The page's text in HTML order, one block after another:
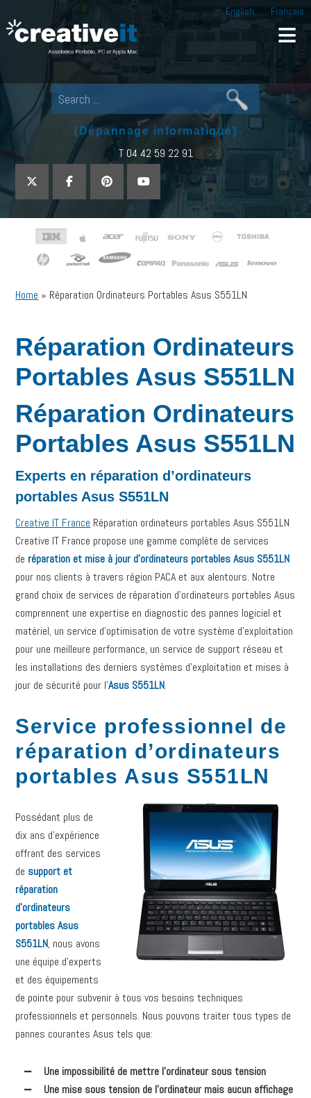
English Français
Creative IT
Pour tout dépannage informatique,
{Dépannage informatique}
T 04 42 59 22 91
Home » Réparation Ordinateurs Portables Asus S551LN
Réparation Ordinateurs
Portables Asus S551LN
Réparation Ordinateurs
Portables Asus S551LN
Experts en réparation d’ordinateurs
portables Asus S551LN
Creative IT France Réparation ordinateurs portables Asus S551LN
Creative IT France propose une gamme complète de services
de réparation et mise à jour d’ordinateurs portables Asus S551LN
pour nos clients à travers région PACA et aux alentours. Notre
grand choix de services de réparation d’ordinateurs portables Asus
comprennent une expertise en diagnostic des pannes logiciel et
matériel, un service d’optimisation de votre système d’exploitation
pour une meilleure performance, un service de support réseau et
les installations des derniers systèmes d’exploitation et mises à
jour de sécurité pour l’Asus S551LN.
Service professionnel de
réparation d’ordinateurs
portables Asus S551LN
Possédant plus de
dix ans d’expérience
offrant des services
de support et
réparation
d’ordinateurs
portables Asus
S551LN, nous avons
une équipe d’experts
et des équipements
de pointe pour subvenir à tous vos besoins techniques
professionnels et personnels. Nous pouvons traiter tous types de
pannes courantes Asus tels que:
Une impossibilité de mettre l’ordinateur sous tension
Une mise sous tension de l’ordinateur mais aucun affichage